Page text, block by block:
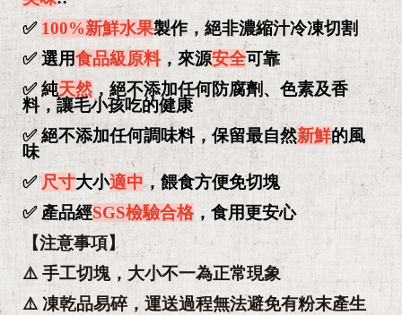
✅100%新鮮水果製作，絕非濃縮汁冷凍切割
✅ 選用食品級原料，來源安全可靠
✅ 純天然，絕不添加任何防腐劑、色素及香
料，讓毛小孩吃的健康
✅ 絕不添加任何調味料，保留最自然新鮮的風
味
✅尺寸大小適中，餵食方便免切塊
✅ 產品經SGS檢驗合格，食用更安心
【注意事項】
⚠️ 手工切塊，大小不一為正常現象
⚠️ 凍乾品易碎，運送過程無法避免有粉末產生